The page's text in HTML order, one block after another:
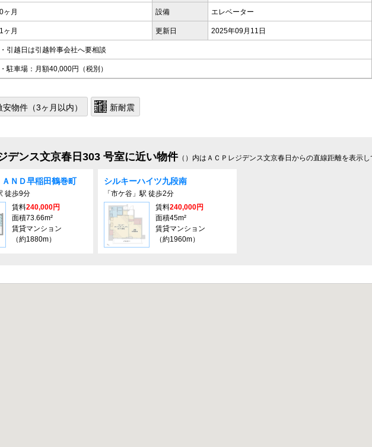
0ヶ月 設備 エレベーター
1ヶ月 更新日 2025年09月11日
・引越日は引越幹事会社へ要相談
・駐車場：月額40,000円（税別）
物件（3ヶ月以内） 新耐震
デンス文京春日303 号室に近い物件（）内はＡＣＰレジデンス文京春日からの直線距離を表示し
ＡＮＤ早稲⽥鶴巻町
徒歩9分
賃料240,000円
面積73.66m²
賃貸マンション
（約1880m）
シルキーハイツ九段南
「市ケ谷」駅 徒歩2分
賃料240,000円
面積45m²
賃貸マンション
（約1960m）